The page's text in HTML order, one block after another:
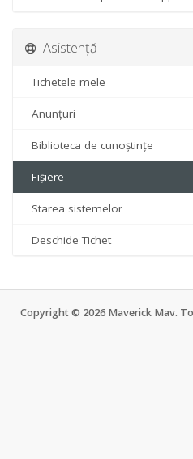
Asistență
Tichetele mele
Anunțuri
Biblioteca de cunoștințe
Fișiere
Starea sistemelor
Deschide Tichet
Copyright © 2026 Maverick Mav.